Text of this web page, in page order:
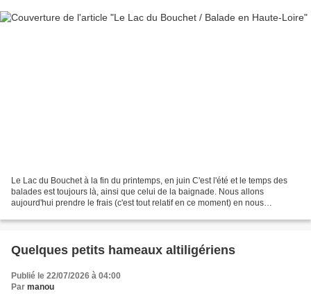
Le Lac du Bouchet à la fin du printemps, en juin C'est l'été et le temps des
balades est toujours là, ainsi que celui de la baignade. Nous allons
aujourd'hui prendre le frais (c'est tout relatif en ce moment) en nous
Quelques petits hameaux altiligériens
Publié le 22/07/2026 à 04:00
Par manou